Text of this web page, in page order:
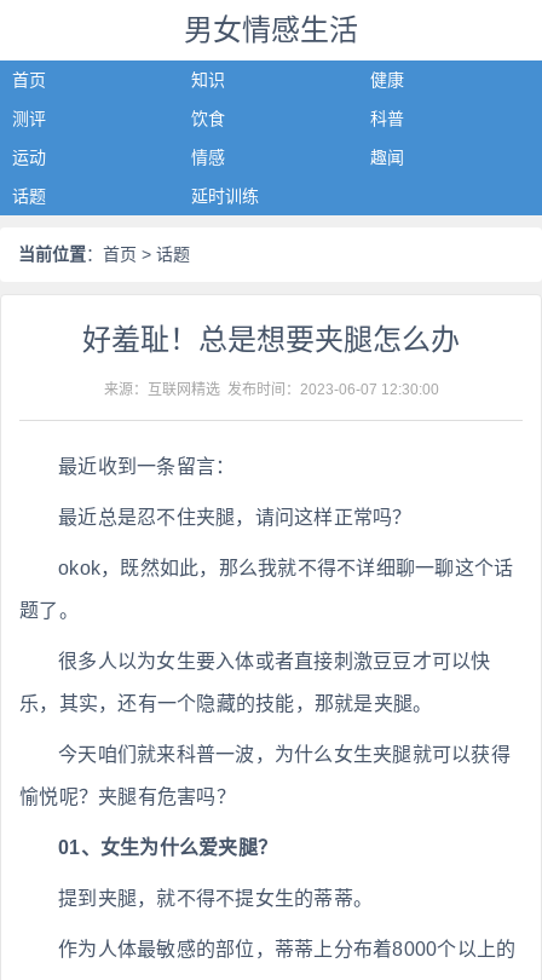
男女情感生活
首页 知识
健康
测评
饮食
科普
运动
情感
趣闻
话题
延时训练
当前位置： 首页 > 话题
好羞耻！总是想要夹腿怎么办
来源：互联网精选 发布时间： 2023-06-07 12:30:00
最近收到一条留言：
最近总是忍不住夹腿，请问这样正常吗？
okok，既然如此，那么我就不得不详细聊一聊这个话
题了。
很多人以为女生要入体或者直接刺激豆豆才可以快
乐，其实，还有一个隐藏的技能，那就是夹腿。
今天咱们就来科普一波，为什么女生夹腿就可以获得
愉悦呢？夹腿有危害吗？
01、女生为什么爱夹腿？
提到夹腿，就不得不提女生的蒂蒂。
作为人体最敏感的部位，蒂蒂上分布着8000个以上的